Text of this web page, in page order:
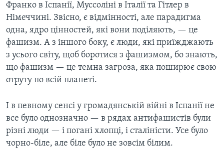
Франко в Іспанії, Муссоліні в Італії та Гітлер в
Німеччині. Звісно, є відмінності, але парадигма
одна, ядро цінностей, які вони поділяють, — це
фашизм. А з іншого боку, є люди, які приїжджають
з усього світу, щоб боротися з фашизмом, бо знають,
що фашизм — це темна загроза, яка поширює свою
отруту по всій планеті.
І в певному сенсі у громадянській війні в Іспанії не
все було однозначно — в рядах антифашистів були
різні люди — і погані хлопці, і сталіністи. Усе було
чорно-біле, але біле було не зовсім білим.